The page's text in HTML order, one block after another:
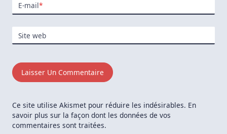
E-mail*
Site web
Ce site utilise Akismet pour réduire les indésirables. En
savoir plus sur la façon dont les données de vos
commentaires sont traitées.